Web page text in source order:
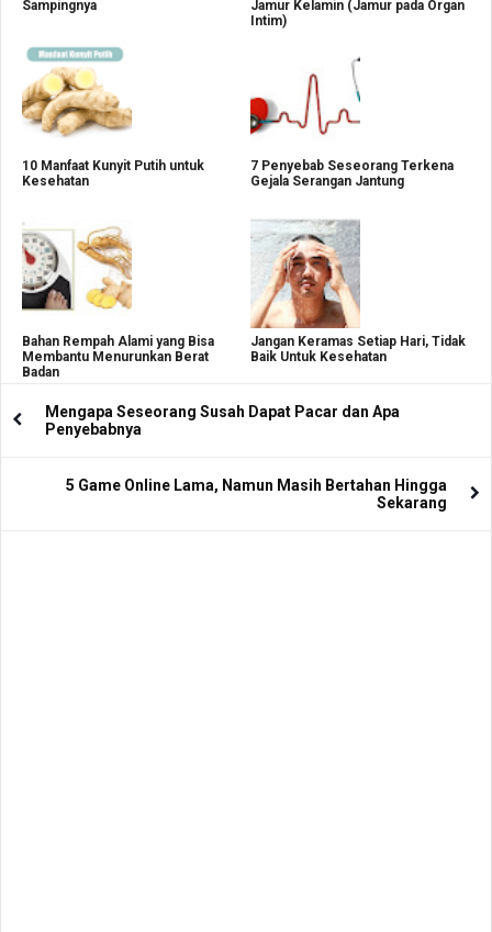
Sampingnya
Jamur Kelamin (Jamur pada Organ
Intim)
10 Manfaat Kunyit Putih untuk
Kesehatan
7 Penyebab Seseorang Terkena
Gejala Serangan Jantung
Bahan Rempah Alami yang Bisa
Membantu Menurunkan Berat
Badan
Jangan Keramas Setiap Hari, Tidak
Baik Untuk Kesehatan
Mengapa Seseorang Susah Dapat Pacar dan Apa
Penyebabnya
5 Game Online Lama, Namun Masih Bertahan Hingga
Sekarang